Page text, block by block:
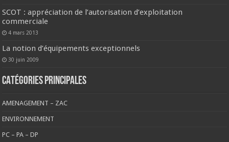
SCOT : appréciation de l’autorisation d’exploitation
commerciale
4 mars 2013
La notion d’équipements exceptionnels
30 juin 2009
CATÉGORIES PRINCIPALES
AMENAGEMENT – ZAC
ENVIRONNEMENT
PC – PA – DP